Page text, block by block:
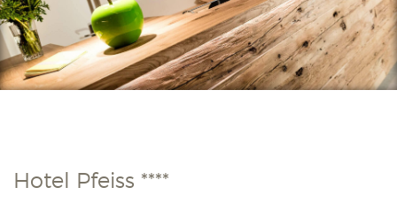
Hotel Pfeiss ****